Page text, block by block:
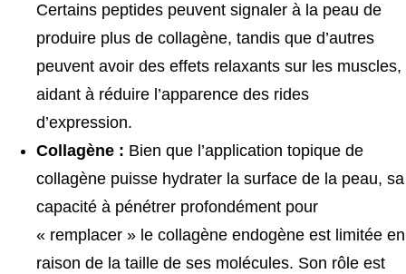
Certains peptides peuvent signaler à la peau de
produire plus de collagène, tandis que d’autres
peuvent avoir des effets relaxants sur les muscles,
aidant à réduire l’apparence des rides
d’expression.
Collagène : Bien que l’application topique de
collagène puisse hydrater la surface de la peau, sa
capacité à pénétrer profondément pour
« remplacer » le collagène endogène est limitée en
raison de la taille de ses molécules. Son rôle est